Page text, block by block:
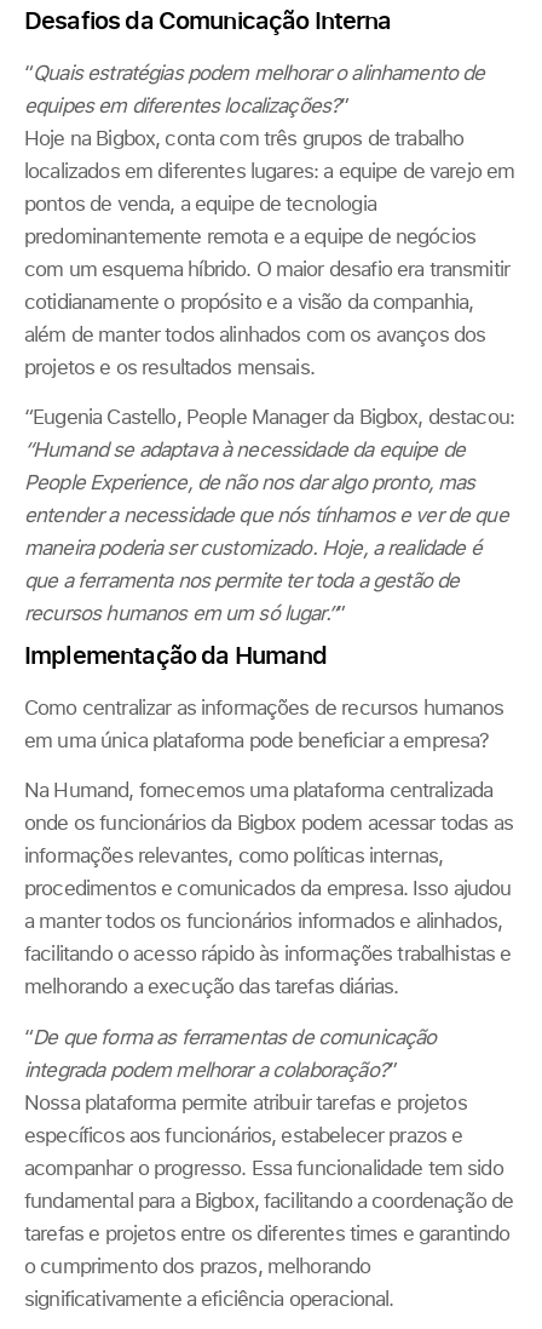
Desafios da Comunicação Interna
“Quais estratégias podem melhorar o alinhamento de
equipes em diferentes localizações?”
Hoje na Bigbox, conta com três grupos de trabalho
localizados em diferentes lugares: a equipe de varejo em
pontos de venda, a equipe de tecnologia
predominantemente remota e a equipe de negócios
com um esquema híbrido. O maior desafio era transmitir
cotidianamente o propósito e a visão da companhia,
além de manter todos alinhados com os avanços dos
projetos e os resultados mensais.
“Eugenia Castello, People Manager da Bigbox, destacou:
“Humand se adaptava à necessidade da equipe de
People Experience, de não nos dar algo pronto, mas
entender a necessidade que nós tínhamos e ver de que
maneira poderia ser customizado. Hoje, a realidade é
que a ferramenta nos permite ter toda a gestão de
recursos humanos em um só lugar.””
Implementação da Humand
Como centralizar as informações de recursos humanos
em uma única plataforma pode beneficiar a empresa?
Na Humand, fornecemos uma plataforma centralizada
onde os funcionários da Bigbox podem acessar todas as
informações relevantes, como políticas internas,
procedimentos e comunicados da empresa. Isso ajudou
a manter todos os funcionários informados e alinhados,
facilitando o acesso rápido às informações trabalhistas e
melhorando a execução das tarefas diárias.
“De que forma as ferramentas de comunicação
integrada podem melhorar a colaboração?”
Nossa plataforma permite atribuir tarefas e projetos
específicos aos funcionários, estabelecer prazos e
acompanhar o progresso. Essa funcionalidade tem sido
fundamental para a Bigbox, facilitando a coordenação de
tarefas e projetos entre os diferentes times e garantindo
o cumprimento dos prazos, melhorando
significativamente a eficiência operacional.